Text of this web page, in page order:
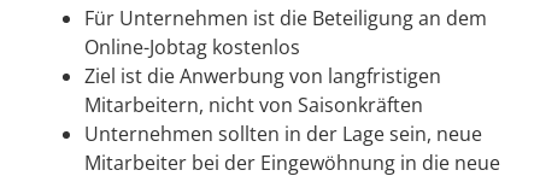
Für Unternehmen ist die Beteiligung an dem
Online-Jobtag kostenlos
Ziel ist die Anwerbung von langfristigen
Mitarbeitern, nicht von Saisonkräften
Unternehmen sollten in der Lage sein, neue
Mitarbeiter bei der Eingewöhnung in die neue